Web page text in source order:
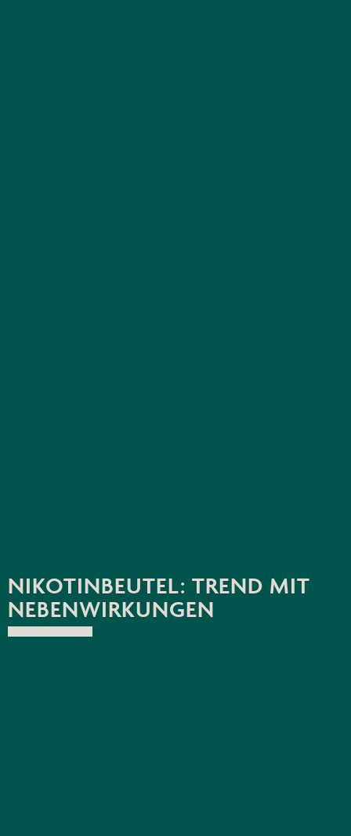
NIKOTINBEUTEL: TREND MIT
NEBENWIRKUNGEN